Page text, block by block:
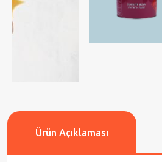
Ürün Açıklaması